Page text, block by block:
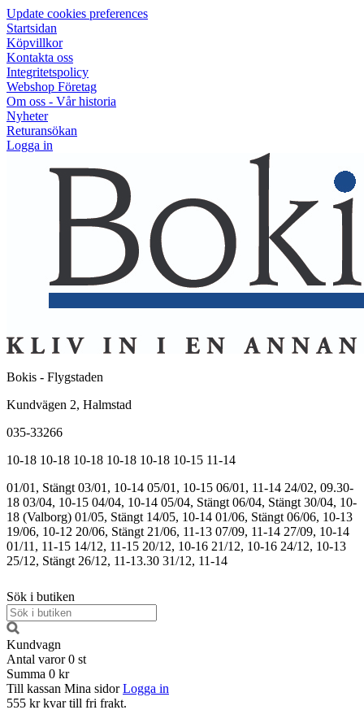
Update cookies preferences
Startsidan
Köpvillkor
Kontakta oss
Integritetspolicy
Webshop Företag
Om oss - Vår historia
Nyheter
Returansökan
Logga in
Bokis - Flygstaden
Kundvägen 2, Halmstad
035-33266
10-18 10-18 10-18 10-18 10-18 10-15 11-14
01/01, Stängt 03/01, 10-14 05/01, 10-15 06/01, 11-14 24/02, 09.30-
18 03/04, 10-15 04/04, 10-14 05/04, Stängt 06/04, Stängt 30/04, 10-
18 (Valborg) 01/05, Stängt 14/05, 10-14 01/06, Stängt 06/06, 10-13
19/06, 10-12 20/06, Stängt 21/06, 11-13 07/09, 11-14 27/09, 10-14
01/11, 11-15 14/12, 11-15 20/12, 10-16 21/12, 10-16 24/12, 10-13
25/12, Stängt 26/12, 11-13.30 31/12, 11-14
Sök i butiken
Kundvagn
Antal varor 0 st
Summa 0 kr
Till kassan Mina sidor Logga in
555 kr kvar till fri frakt.